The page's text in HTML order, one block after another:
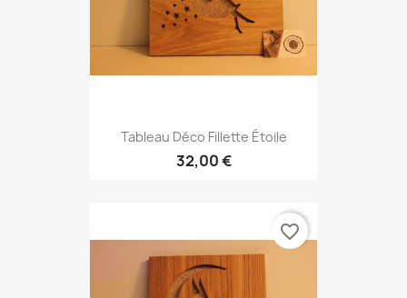
Tableau Déco Fillette Étoile
32,00 €
favorite_border